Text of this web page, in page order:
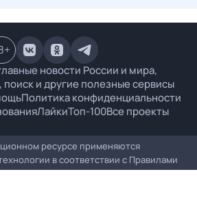
новости России и мира,
поиск и другие полезные сервисы
Политика конфиденциальности
ЛайкиТоп-100Все проекты
+
ресурсе применяются
в соответствии с Правилами